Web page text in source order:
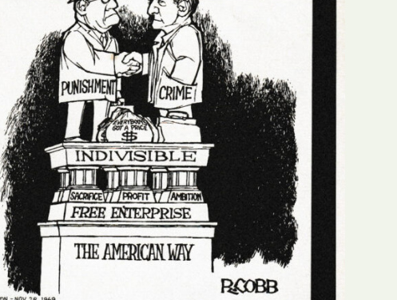
Festivais e Salões
Formação
Internacional
Estudos
Óbitos
Para BD
Publicação Original